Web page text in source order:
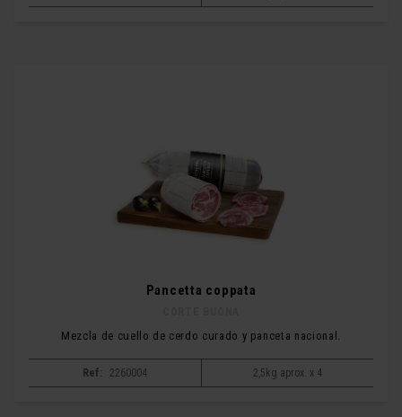
Pancetta coppata
Mezcla de cuello de cerdo curado y panceta nacional.
Ref: 2260004 2,5kg aprox. x 4